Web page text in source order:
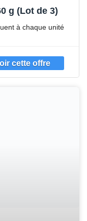
g (Lot de 3)
à chaque unité